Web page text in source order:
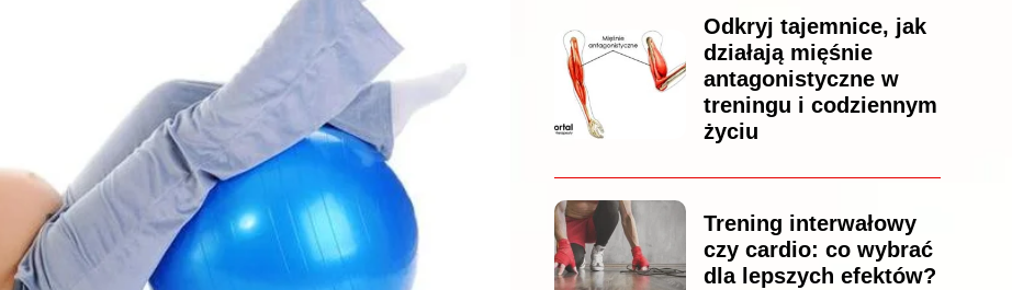
Odkryj tajemnice, jak
działają mięśnie
antagonistyczne w
treningu i codziennym
życiu
Trening interwałowy
czy cardio: co wybrać
dla lepszych efektów?